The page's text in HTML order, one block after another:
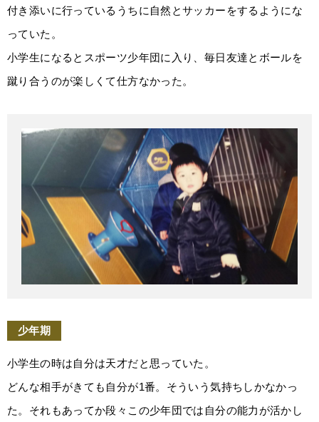
付き添いに行っているうちに自然とサッカーをするようにな
っていた。
小学生になるとスポーツ少年団に入り、毎日友達とボールを
蹴り合うのが楽しくて仕方なかった。
少年期
小学生の時は自分は天才だと思っていた。
どんな相手がきても自分が1番。そういう気持ちしかなかっ
た。それもあってか段々この少年団では自分の能力が活かし